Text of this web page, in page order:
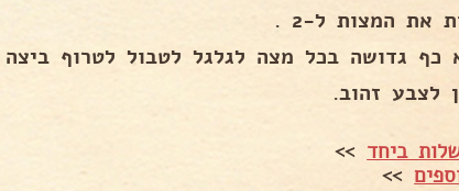
את המצות ל-2 .
כף גדושה בכל מצה לגלגל לטבול לטרוף
לצבע זהוב.
ביחד >>
>>